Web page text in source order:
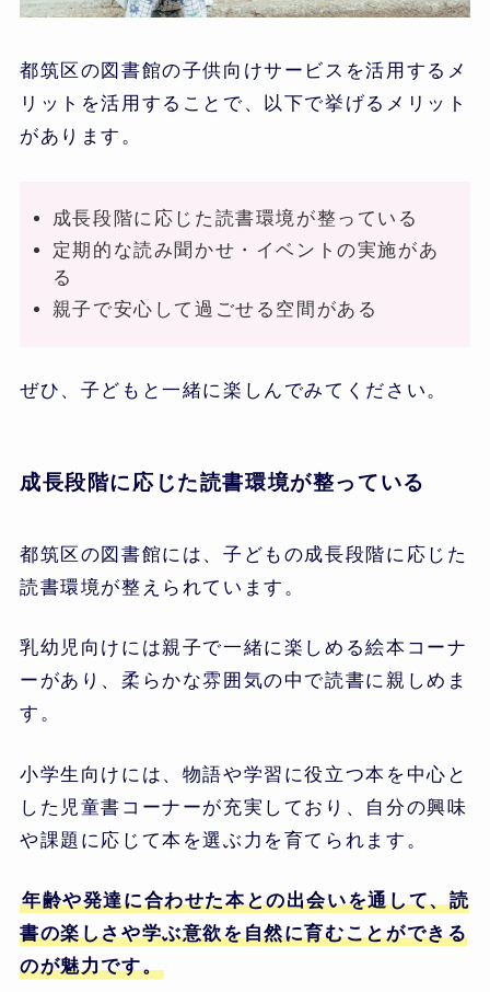
都筑区の図書館の子供向けサービスを活用するメ
リットを活用することで、以下で挙げるメリット
があります。
成長段階に応じた読書環境が整っている
定期的な読み聞かせ・イベントの実施があ
る
親子で安心して過ごせる空間がある
ぜひ、子どもと一緒に楽しんでみてください。
成長段階に応じた読書環境が整っている
都筑区の図書館には、子どもの成長段階に応じた
読書環境が整えられています。
乳幼児向けには親子で一緒に楽しめる絵本コーナ
ーがあり、柔らかな雰囲気の中で読書に親しめま
す。
小学生向けには、物語や学習に役立つ本を中心と
した児童書コーナーが充実しており、自分の興味
や課題に応じて本を選ぶ力を育てられます。
年齢や発達に合わせた本との出会いを通して、読
書の楽しさや学ぶ意欲を自然に育むことができる
のが魅力です。